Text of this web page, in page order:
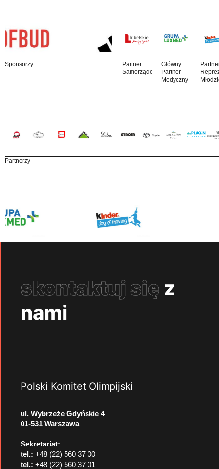
Sponsorzy
Partner
Samorządowy
Główny
Partner
Medyczny
Partnerzy
skontaktuj się z
nami
Polski Komitet Olimpijski
ul. Wybrzeże Gdyńskie 4
01-531 Warszawa
Sekretariat:
tel.: +48 (22) 560 37 00
tel.: +48 (22) 560 37 01